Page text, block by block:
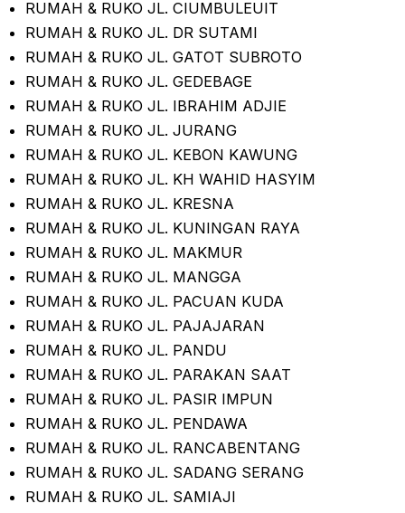
RUMAH & RUKO JL. CIUMBULEUIT
RUMAH & RUKO JL. DR SUTAMI
RUMAH & RUKO JL. GATOT SUBROTO
RUMAH & RUKO JL. GEDEBAGE
RUMAH & RUKO JL. IBRAHIM ADJIE
RUMAH & RUKO JL. JURANG
RUMAH & RUKO JL. KEBON KAWUNG
RUMAH & RUKO JL. KH WAHID HASYIM
RUMAH & RUKO JL. KRESNA
RUMAH & RUKO JL. KUNINGAN RAYA
RUMAH & RUKO JL. MAKMUR
RUMAH & RUKO JL. MANGGA
RUMAH & RUKO JL. PACUAN KUDA
RUMAH & RUKO JL. PAJAJARAN
RUMAH & RUKO JL. PANDU
RUMAH & RUKO JL. PARAKAN SAAT
RUMAH & RUKO JL. PASIR IMPUN
RUMAH & RUKO JL. PENDAWA
RUMAH & RUKO JL. RANCABENTANG
RUMAH & RUKO JL. SADANG SERANG
RUMAH & RUKO JL. SAMIAJI